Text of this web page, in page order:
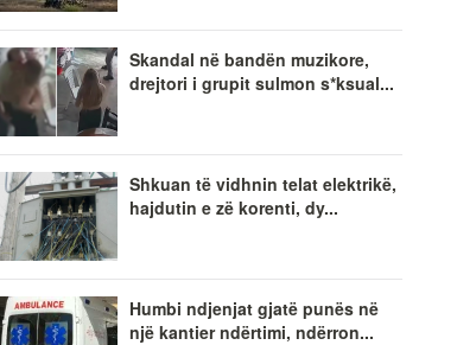
Skandal në bandën muzikore,
drejtori i grupit sulmon s*ksual...
Shkuan të vidhnin telat elektrikë,
hajdutin e zë korenti, dy...
Humbi ndjenjat gjatë punës në
një kantier ndërtimi, ndërron...